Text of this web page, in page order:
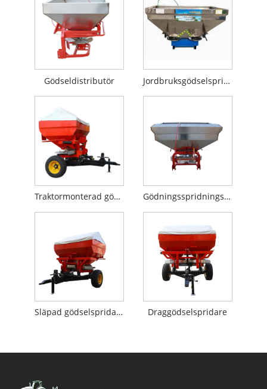
Gödseldistributör Jordbruksgödselspridare
Traktormonterad gödselspridare Gödningsspridningsmaskin
Släpad gödselspridare Draggödselspridare